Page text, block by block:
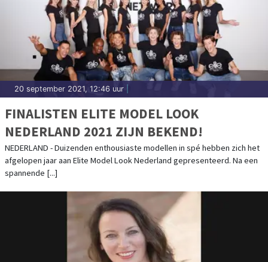
20 september 2021, 12:46 uur
FINALISTEN ELITE MODEL LOOK
NEDERLAND 2021 ZIJN BEKEND!
NEDERLAND - Duizenden enthousiaste modellen in spé hebben zich het
afgelopen jaar aan Elite Model Look Nederland gepresenteerd. Na een
spannende [...]